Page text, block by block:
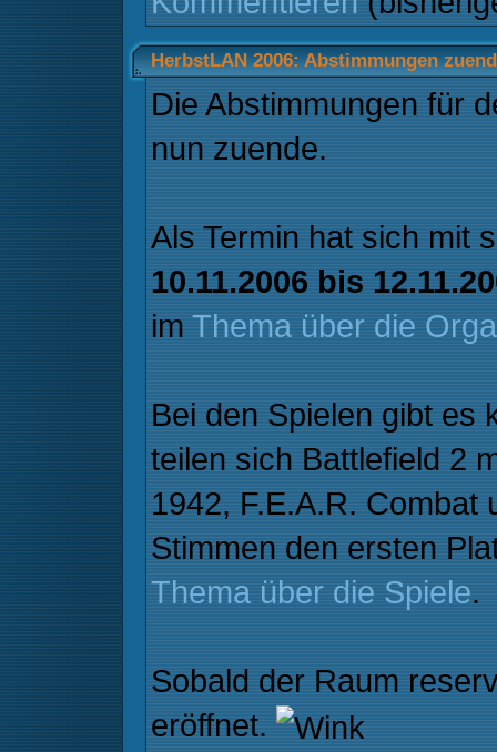
HerbstLAN 2006: Abstimmungen
Die Abstimmungen für
nun zuende.
Als Termin hat sich mit
10.11.2006 bis
im Thema über die
Bei den Spielen gibt es
teilen sich Battlefield 2
1942, F.E.A.R. Combat
Stimmen den ersten
Thema über die Spiele.
Sobald der Raum
eröffnet.